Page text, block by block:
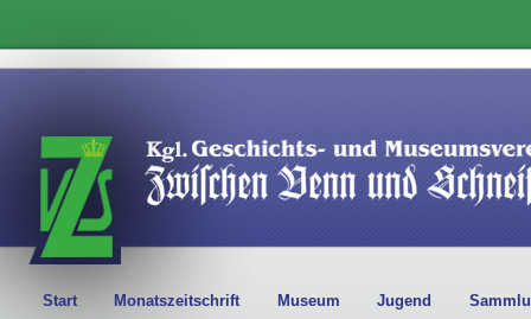
Start Monatszeitschrift Museum Jugend